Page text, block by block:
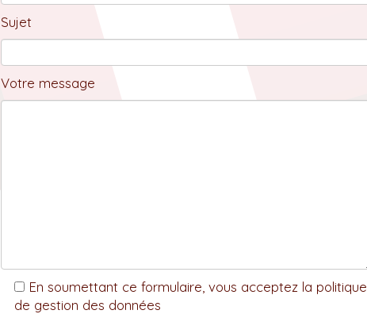
Sujet
Votre message
En soumettant ce formulaire, vous acceptez la politique
de gestion des données